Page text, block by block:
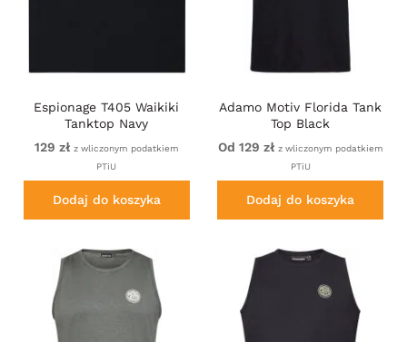
Espionage T405 Waikiki
Tanktop Navy
129 zł z wliczonym podatkiem
PTiU
Dodaj do koszyka
Adamo Motiv Florida Tank
Top Black
Od 129 zł z wliczonym podatkiem
PTiU
Dodaj do koszyka